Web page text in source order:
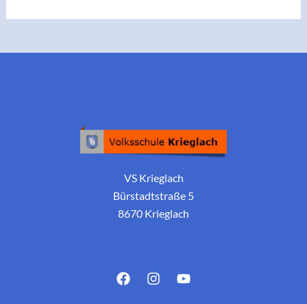
VS Krieglach
Bürstadtstraße 5
8670 Krieglach